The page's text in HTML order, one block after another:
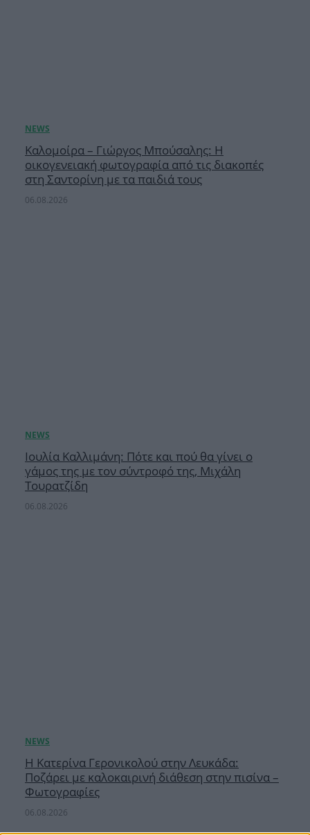
Καλομοίρα – Γιώργος Μπούσαλης: Η
οικογενειακή φωτογραφία από τις διακοπές
στη Σαντορίνη με τα παιδιά τους
06.08.2026
Ιουλία Καλλιμάνη: Πότε και πού θα γίνει ο
γάμος της με τον σύντροφό της, Μιχάλη
Τουρατζίδη
06.08.2026
Η Κατερίνα Γερονικολού στην Λευκάδα:
Ποζάρει με καλοκαιρινή διάθεση στην πισίνα –
Φωτογραφίες
06.08.2026